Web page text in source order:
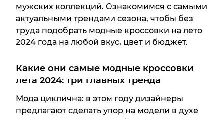
мужских коллекций. Ознакомимся с самыми
актуальными трендами сезона, чтобы без
труда подобрать модные кроссовки на лето
2024 года на любой вкус, цвет и бюджет.
Какие они самые модные кроссовки
лета 2024: три главных тренда
Мода циклична: в этом году дизайнеры
предлагают сделать упор на модели в духе